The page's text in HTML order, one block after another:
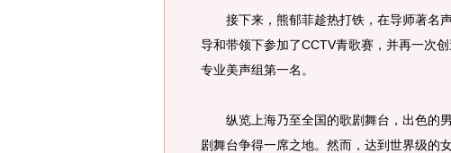
接下来，熊郁菲趁热打铁，在导师著名
导和带领下参加了CCTV青歌赛，并再一次
专业美声组第一名。
纵览上海乃至全国的歌剧舞台，出色的
剧舞台争得一席之地。然而，达到世界级的